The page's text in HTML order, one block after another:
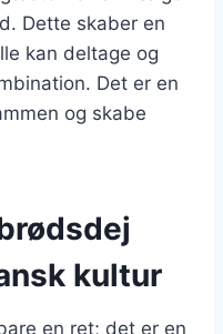
Dette skaber en
kan deltage og
Det er en
og skabe
kultur
en ret; det er en